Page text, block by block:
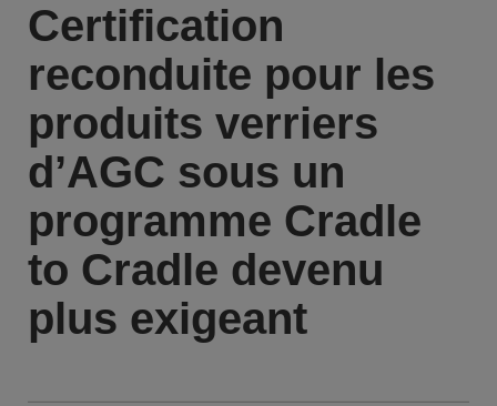
Certification
reconduite pour les
produits verriers
d’AGC sous un
programme Cradle
to Cradle devenu
plus exigeant